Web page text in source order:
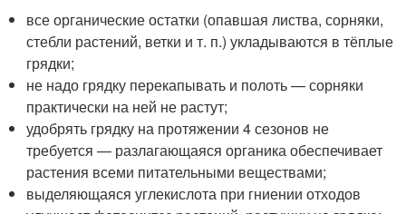
все органические остатки (опавшая листва, сорняки,
стебли растений, ветки и т. п.) укладываются в тёплые
грядки;
не надо грядку перекапывать и полоть — сорняки
практически на ней не растут;
удобрять грядку на протяжении 4 сезонов не
требуется — разлагающаяся органика обеспечивает
растения всеми питательными веществами;
выделяющаяся углекислота при гниении отходов